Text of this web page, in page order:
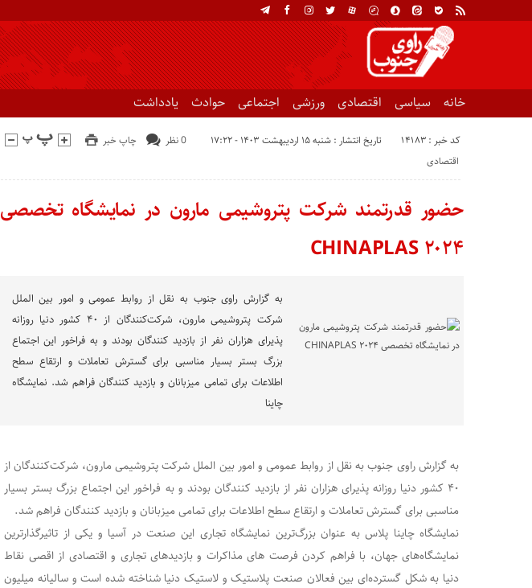
خانه سیاسی اقتصادی ورزشی اجتماعی حوادث یادداشت
کد خبر : 14183 تاریخ انتشار : شنبه ۱۵ اردیبهشت ۱۴۰۳ - ۱۷:۲۲ چاپ خبر
0 نظر
اقتصادی
حضور قدرتمند شرکت پتروشیمی مارون در نمایشگاه تخصصی
۲۰۲۴ CHINAPLAS
به گزارش راوی جنوب به نقل از روابط‌ عمومی و امور بین ‌الملل
شرکت پتروشیمی مارون، شرکت‌کنندگان از ۴۰ کشور دنیا روزانه
پذیرای هزاران نفر از بازدید کنندگان بودند و به فراخور این اجتماع
بزرگ بستر بسیار مناسبی برای گسترش تعاملات و ارتقاع سطح
اطلاعات برای تمامی میزبانان و بازدید کنندگان فراهم شد. نمایشگاه
چاینا
به گزارش راوی جنوب به نقل از روابط‌ عمومی و امور بین ‌الملل شرکت پتروشیمی مارون، شرکت‌کنندگان از
۴۰ کشور دنیا روزانه پذیرای هزاران نفر از بازدید کنندگان بودند و به فراخور این اجتماع بزرگ بستر بسیار
مناسبی برای گسترش تعاملات و ارتقاع سطح اطلاعات برای تمامی میزبانان و بازدید کنندگان فراهم شد.
نمایشگاه چاینا پلاس به عنوان بزرگ‌ترین نمایشگاه تجاری این صنعت در آسیا و یکی از تاثیرگذارترین
نمایشگاه‌های جهان، با فراهم کردن فرصت‌ های مذاکرات و بازدیدهای تجاری و اقتصادی از اقصی نقاط
دنیا به شکل گسترده‌ای بین فعالان صنعت پلاستیک و لاستیک دنیا شناخته شده است و سالیانه میلیون